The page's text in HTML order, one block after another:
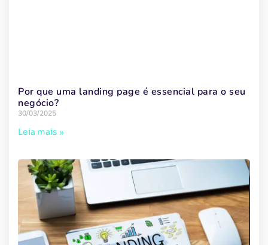
Por que uma landing page é essencial para o seu
negócio?
30/03/2025
Leia mais »